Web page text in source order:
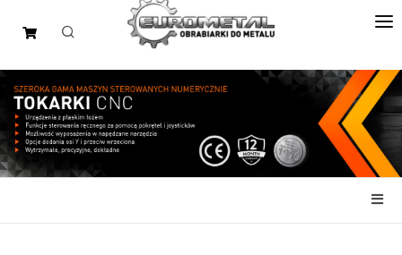
STRONA GŁÓWNA
MASZYNY
CZĘŚCI